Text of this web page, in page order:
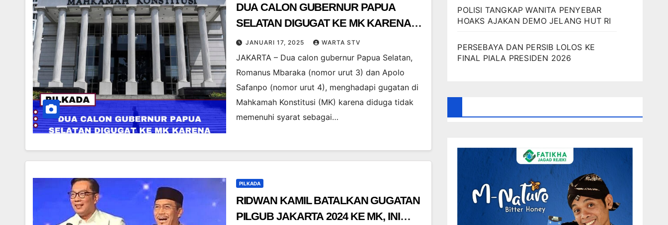
DUA CALON GUBERNUR PAPUA
SELATAN DIGUGAT KE MK KARENA
DIDUGA BUKAN ORANG ASLI PAPUA
JANUARI 17, 2025 WARTA STV
JAKARTA – Dua calon gubernur Papua Selatan,
Romanus Mbaraka (nomor urut 3) dan Apolo
Safanpo (nomor urut 4), menghadapi gugatan di
Mahkamah Konstitusi (MK) karena diduga tidak
memenuhi syarat sebagai…
PILKADA
RIDWAN KAMIL BATALKAN GUGATAN
PILGUB JAKARTA 2024 KE MK, INI
POLISI TANGKAP WANITA PENYEBAR
HOAKS AJAKAN DEMO JELANG HUT RI
PERSEBAYA DAN PERSIB LOLOS KE
FINAL PIALA PRESIDEN 2026